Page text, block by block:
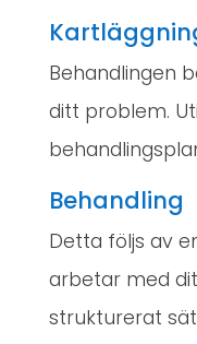
Behandlingen
ditt problem.
Behandling
Detta följs av
arbetar med
strukturerat